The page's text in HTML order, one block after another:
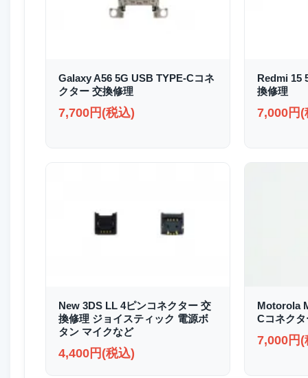
Galaxy A56 5G USB TYPE-Cコネ
クター 交換修理
7,700円(税込)
Redmi 15
換修理
7,000円(
New 3DS LL 4ピンコネクター 交
換修理 ジョイスティック 電源ボ
タン マイクなど
4,400円(税込)
Motorola
Cコネク
7,000円(